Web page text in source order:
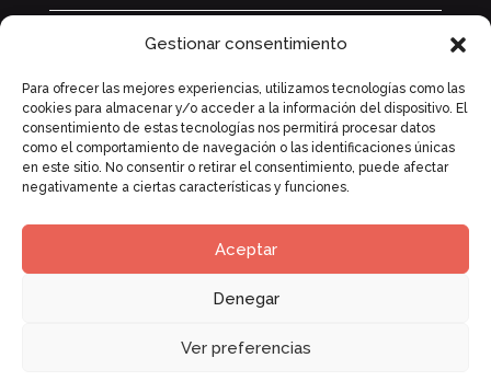
Gestionar consentimiento
Para ofrecer las mejores experiencias, utilizamos tecnologías como las
cookies para almacenar y/o acceder a la información del dispositivo. El
consentimiento de estas tecnologías nos permitirá procesar datos
como el comportamiento de navegación o las identificaciones únicas
en este sitio. No consentir o retirar el consentimiento, puede afectar
negativamente a ciertas características y funciones.
Aceptar
Denegar
Ver preferencias
Política de cookies
Copyright © 2026 Kuna. Reservados todos los